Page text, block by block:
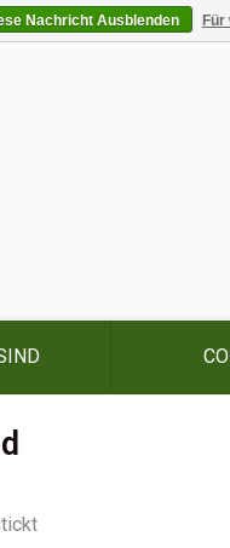
Nachricht Ausblenden